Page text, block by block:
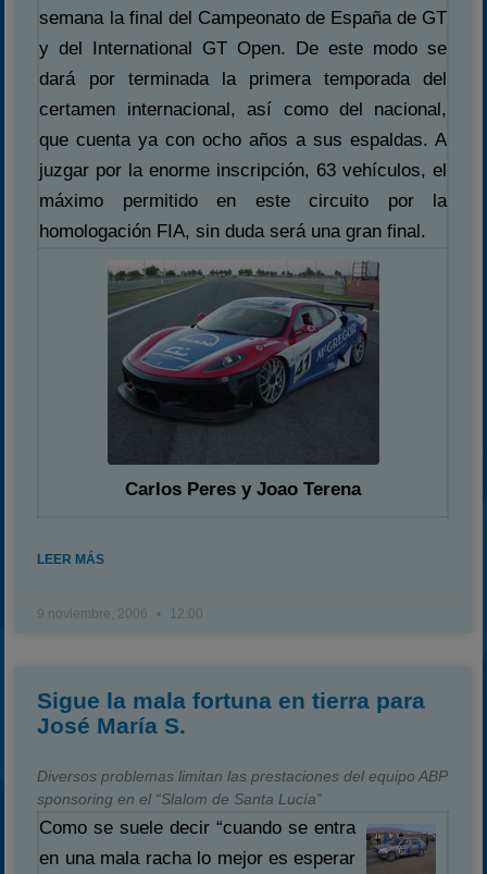
semana la final del Campeonato de España de GT
y del International GT Open. De este modo se
dará por terminada la primera temporada del
certamen internacional, así como del nacional,
que cuenta ya con ocho años a sus espaldas. A
juzgar por la enorme inscripción, 63 vehículos, el
máximo permitido en este circuito por la
homologación FIA, sin duda será una gran final.
Carlos Peres y Joao Terena
LEER MÁS
9 noviembre, 2006 12:00
Sigue la mala fortuna en tierra para
José María S.
Diversos problemas limitan las prestaciones del equipo ABP
sponsoring en el “Slalom de Santa Lucía”
Como se suele decir “cuando se entra
en una mala racha lo mejor es esperar